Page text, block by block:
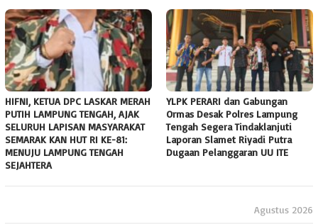
HIFNI, KETUA DPC LASKAR MERAH
PUTIH LAMPUNG TENGAH, AJAK
SELURUH LAPISAN MASYARAKAT
SEMARAK KAN HUT RI KE-81:
MENUJU LAMPUNG TENGAH
SEJAHTERA
YLPK PERARI dan Gabungan
Ormas Desak Polres Lampung
Tengah Segera Tindaklanjuti
Laporan Slamet Riyadi Putra
Dugaan Pelanggaran UU ITE
Agustus 2026